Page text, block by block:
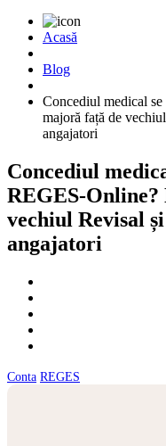
Acasă
Blog
Concediul medical
majoră față de
angajatori
Concediul
REGES-Online?
vechiul Revisal
angajatori
Conta REGES